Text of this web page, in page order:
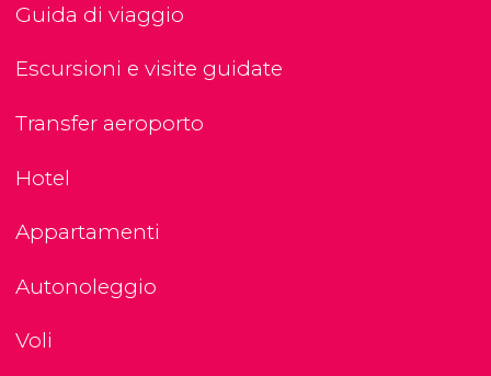
Guida di viaggio
Escursioni e visite guidate
Transfer aeroporto
Hotel
Appartamenti
Autonoleggio
Voli